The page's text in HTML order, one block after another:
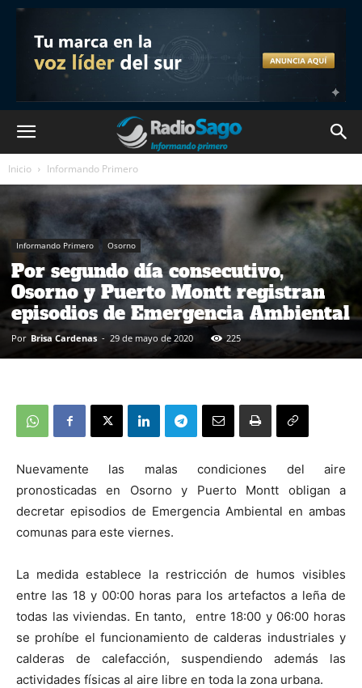
Inicio Informando Primero
Informando Primero Osorno
Por segundo día consecutivo,
Osorno y Puerto Montt registran
episodios de Emergencia Ambiental
Por Brisa Cardenas - 29 de mayo de 2020 225
Nuevamente las malas condiciones del aire
pronosticadas en Osorno y Puerto Montt obligan a
decretar episodios de Emergencia Ambiental en ambas
comunas para este viernes.
La medida establece la restricción de humos visibles
entre las 18 y 00:00 horas para los artefactos a leña de
todas las viviendas. En tanto, entre 18:00 y 06:00 horas
se prohíbe el funcionamiento de calderas industriales y
calderas de calefacción, suspendiendo además las
actividades físicas al aire libre en toda la zona urbana.